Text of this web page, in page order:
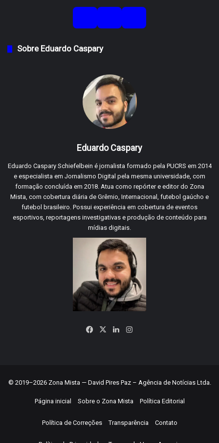
Sobre Eduardo Caspary
Eduardo Caspary
Eduardo Caspary Schiefelbein é jornalista formado pela PUCRS em 2014
e especialista em Jornalismo Digital pela mesma universidade, com
formação concluída em 2018. Atua como repórter e editor do Zona
Mista, com cobertura diária de Grêmio, Internacional, futebol gaúcho e
futebol brasileiro. Possui experiência em cobertura de eventos
esportivos, reportagens investigativas e produção de conteúdo para
mídias digitais.
Facebook
X LinkedinInstagram
© 2019–2026 Zona Mista — David Pires Paz – Agência de Notícias Ltda.
Página inicial Sobre o Zona Mista Política Editorial
Política de Correções Transparência Contato